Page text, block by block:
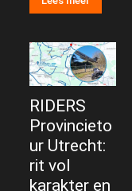
RIDERS
Provincieto
ur Utrecht:
rit vol
karakter en